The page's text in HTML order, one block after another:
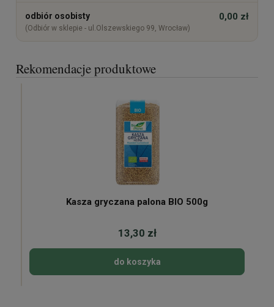
odbiór osobisty
(Odbiór w sklepie - ul.Olszewskiego 99, Wrocław)
0,00 zł
Rekomendacje produktowe
Kasza gryczana palona BIO 500g
13,30 zł
do koszyka